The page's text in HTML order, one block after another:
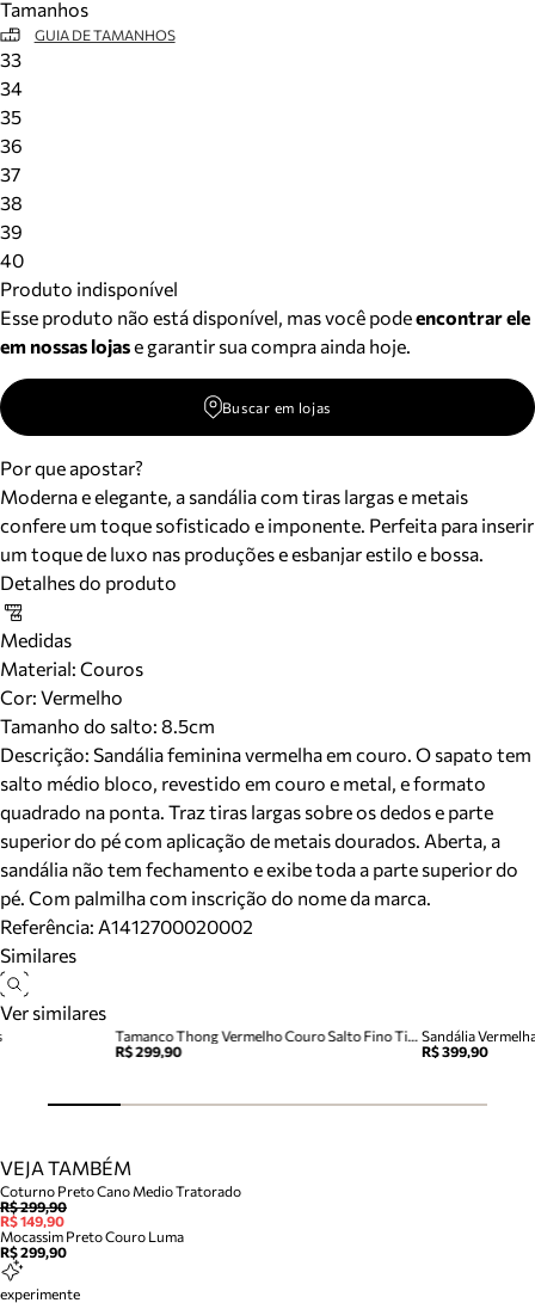
Tamanhos
GUIA DE TAMANHOS
33
34
35
36
37
38
39
40
Produto indisponível
Esse produto não está disponível, mas você podeencontrar ele
em nossas lojase garantir sua compra ainda hoje.
Buscar em lojas
Por que apostar?
Moderna e elegante, a sandália com tiras largas e metais
confere um toque sofisticado e imponente. Perfeita para inserir
um toque de luxo nas produções e esbanjar estilo e bossa.
Detalhes do produto
Medidas
Material: Couros
Cor: Vermelho
Tamanho do salto: 8.5cm
Descrição: Sandália feminina vermelha em couro. O sapato tem
salto médio bloco, revestido em couro e metal, e formato
quadrado na ponta. Traz tiras largas sobre os dedos e parte
superior do pé com aplicação de metais dourados. Aberta, a
sandália não tem fechamento e exibe toda a parte superior do
pé. Com palmilha com inscrição do nome da marca.
Referência: A1412700020002
Similares
Ver similares
Tamanco Thong Vermelho Couro Salto Fino Tira Dedo
R$ 299,90
Sandália
R$ 399,90
VEJA TAMBÉM
Coturno Preto Cano Medio Tratorado
R$ 299,90
R$ 149,90
Mocassim Preto Couro Luma
R$ 299,90
experimente